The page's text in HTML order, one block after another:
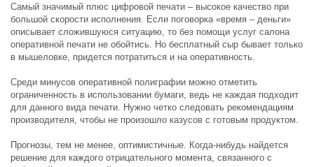
Самый значимый плюс цифровой печати – высокое качество при
большой скорости исполнения. Если поговорка «время – деньги»
описывает сложившуюся ситуацию, то без помощи услуг салона
оперативной печати не обойтись. Но бесплатный сыр бывает только
в мышеловке, придется потратиться и на оперативность.
Среди минусов оперативной полиграфии можно отметить
ограниченность в использовании бумаги, ведь не каждая подходит
для данного вида печати. Нужно четко следовать рекомендациям
производителя, чтобы не произошло казусов с готовым продуктом.
Прогнозы, тем не менее, оптимистичные. Когда-нибудь найдется
решение для каждого отрицательного момента, связанного с